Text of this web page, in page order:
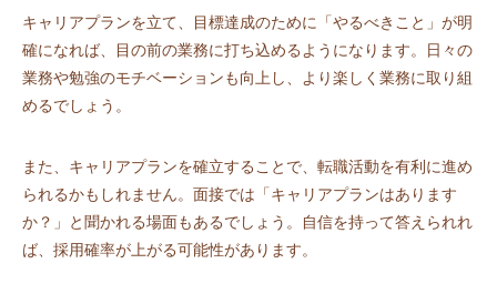
キャリアプランを立て、目標達成のために「やるべきこと」が明
確になれば、目の前の業務に打ち込めるようになります。日々の
業務や勉強のモチベーションも向上し、より楽しく業務に取り組
めるでしょう。
また、キャリアプランを確立することで、転職活動を有利に進め
られるかもしれません。面接では「キャリアプランはあります
か？」と聞かれる場面もあるでしょう。自信を持って答えられれ
ば、採用確率が上がる可能性があります。